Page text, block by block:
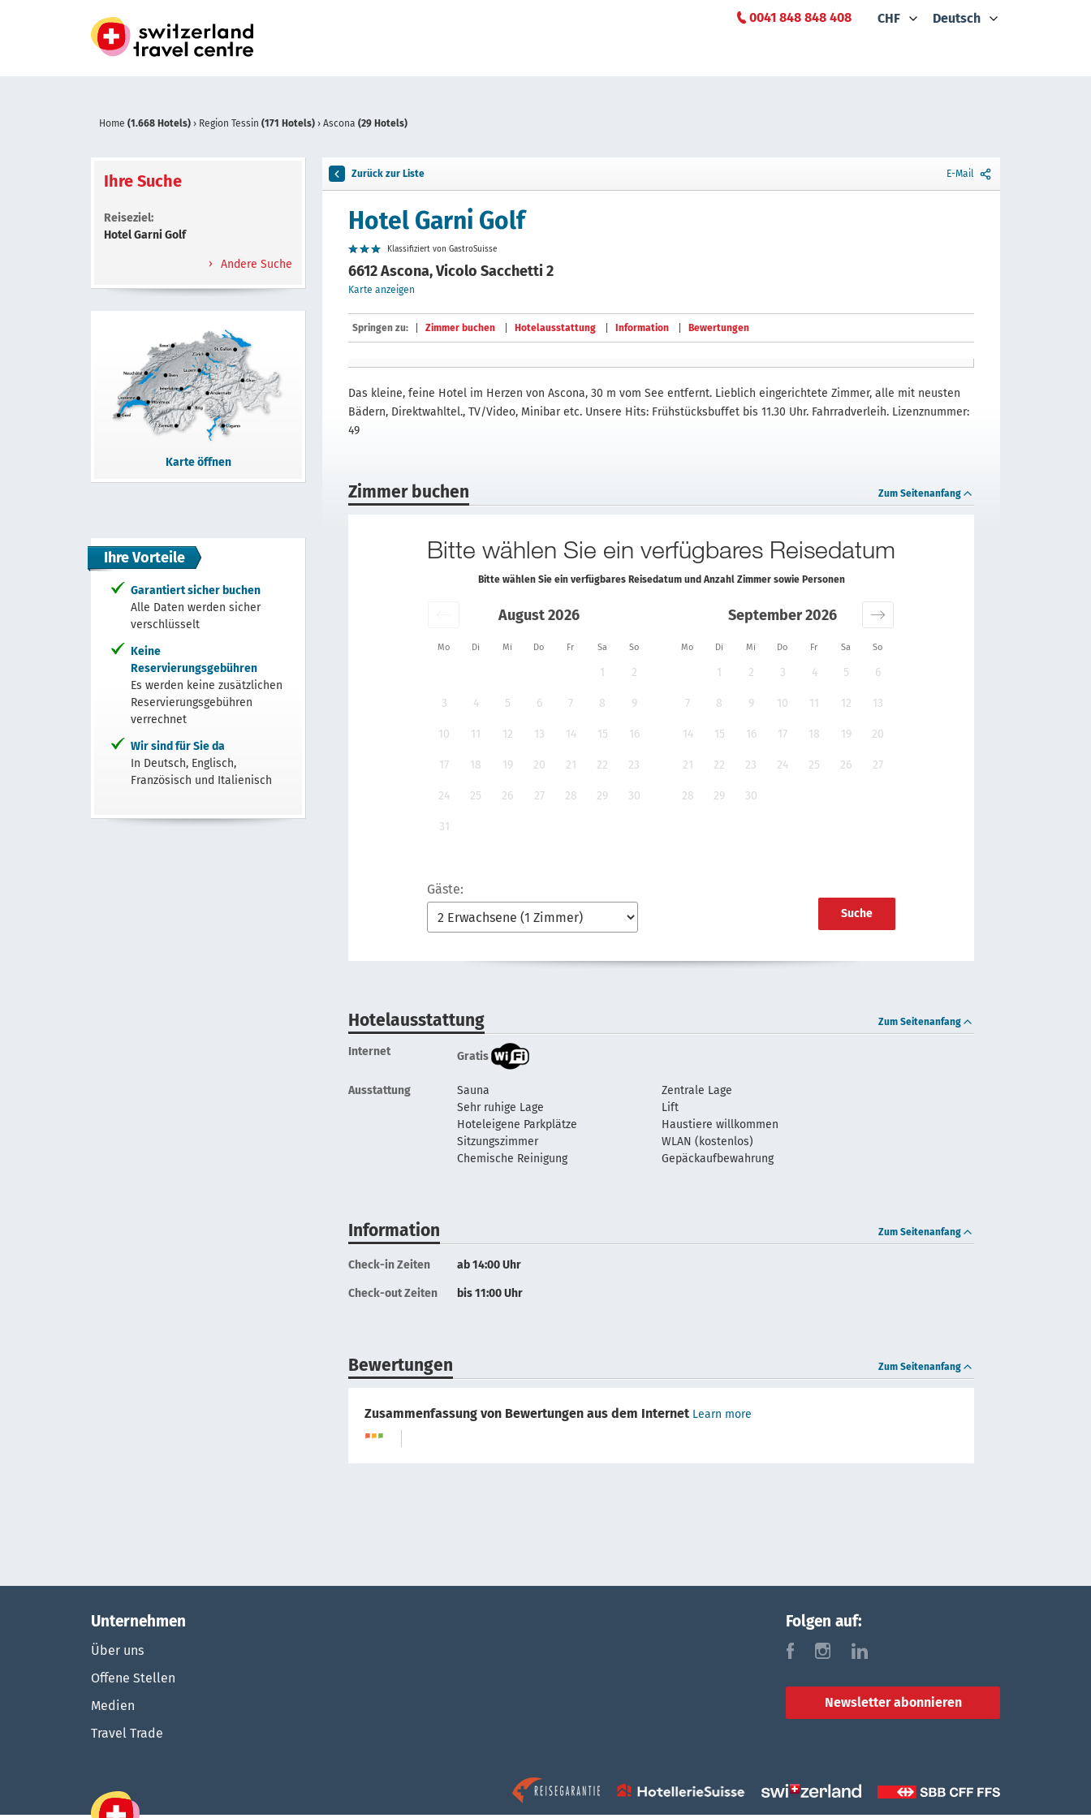
0041 848 848 408 CHF Deutsch
Home (1.668 Hotels) › Region Tessin (171 Hotels) › Ascona (29 Hotels)
Ihre Suche
Reiseziel:
Hotel Garni Golf
Andere Suche
Karte öffnen
Ihre Vorteile
Garantiert sicher buchen
Alle Daten werden sicher
verschlüsselt
Keine
Reservierungsgebühren
Es werden keine zusätzlichen
Reservierungsgebühren
verrechnet
Wir sind für Sie da
In Deutsch, Englisch,
Französisch und Italienisch
Zurück zur Liste E-Mail
Hotel Garni Golf
Klassifiziert von GastroSuisse
6612 Ascona, Vicolo Sacchetti 2
Karte anzeigen
Springen zu: Zimmer buchen Hotelausstattung Information Bewertungen
Das kleine, feine Hotel im Herzen von Ascona, 30 m vom See entfernt. Lieblich eingerichtete Zimmer, alle mit neusten
Bädern, Direktwahltel., TV/Video, Minibar etc. Unsere Hits: Frühstücksbuffet bis 11.30 Uhr. Fahrradverleih. Lizenznummer:
49
Zimmer buchen Zum Seitenanfang
Bitte wählen Sie ein verfügbares Reisedatum
Bitte wählen Sie ein verfügbares Reisedatum und Anzahl Zimmer sowie Personen
Mo Di Mi Do Fr Sa So Mo Di Mi Do Fr Sa So
August 2026
1 2
3 4 5 6 7 8 9
10 11 12 13 14 15 16
17 18 19 20 21 22 23
24 25 26 27 28 29 30
31
September 2026
1 2 3 4 5 6
7 8 9 10 11 12 13
14 15 16 17 18 19 20
21 22 23 24 25 26 27
28 29 30
Gäste:
Suche
Hotelausstattung Zum Seitenanfang
Internet Gratis
Ausstattung Sauna
Zentrale Lage
Sehr ruhige Lage
Lift
Hoteleigene Parkplätze
Haustiere willkommen
Sitzungszimmer
WLAN (kostenlos)
Chemische Reinigung
Gepäckaufbewahrung
Information Zum Seitenanfang
Check-in Zeiten ab 14:00 Uhr
Check-out Zeiten bis 11:00 Uhr
Bewertungen Zum Seitenanfang
Zusammenfassung von Bewertungen aus dem Internet Learn more
Unternehmen
Über uns
Offene Stellen
Medien
Travel Trade
Folgen auf:
f i l
Newsletter abonnieren